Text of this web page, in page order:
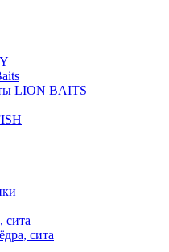
LION BAITS
сита
сита